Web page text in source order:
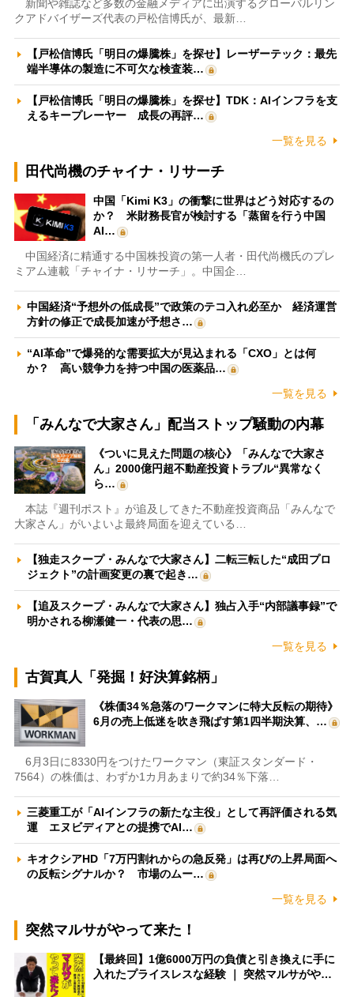
新聞や雑誌など多数の金融メディアに出演するグローバルリン
クアドバイザーズ代表の戸松信博氏が、最新…
【戸松信博氏「明日の爆騰株」を探せ】レーザーテック：最先
端半導体の製造に不可欠な検査装…
【戸松信博氏「明日の爆騰株」を探せ】TDK：AIインフラを支
えるキープレーヤー 成長の再評…
一覧を見る
田代尚機のチャイナ・リサーチ
中国「Kimi K3」の衝撃に世界はどう対応するの
か？ 米財務長官が検討する「蒸留を行う中国
AI…
中国経済に精通する中国株投資の第一人者・田代尚機氏のプレ
ミアム連載「チャイナ・リサーチ」。中国企…
中国経済“予想外の低成長”で政策のテコ入れ必至か 経済運営
方針の修正で成長加速が予想さ…
“AI革命”で爆発的な需要拡大が見込まれる「CXO」とは何
か？ 高い競争力を持つ中国の医薬品…
一覧を見る
「みんなで大家さん」配当ストップ騒動の内幕
《ついに見えた問題の核心》「みんなで大家さ
ん」2000億円超不動産投資トラブル“異常なく
ら…
本誌『週刊ポスト』が追及してきた不動産投資商品「みんなで
大家さん」がいよいよ最終局面を迎えている…
【独走スクープ・みんなで大家さん】二転三転した“成田プロ
ジェクト”の計画変更の裏で起き…
【追及スクープ・みんなで大家さん】独占入手“内部議事録”で
明かされる柳瀬健一・代表の思…
一覧を見る
古賀真人「発掘！好決算銘柄」
《株価34％急落のワークマンに特大反転の期待》
6月の売上低迷を吹き飛ばす第1四半期決算、…
6月3日に8330円をつけたワークマン（東証スタンダード・
7564）の株価は、わずか1カ月あまりで約34％下落…
三菱重工が「AIインフラの新たな主役」として再評価される気
運 エヌビディアとの提携でAI…
キオクシアHD「7万円割れからの急反発」は再びの上昇局面へ
の反転シグナルか？ 市場のムー…
一覧を見る
突然マルサがやって来た！
【最終回】1億6000万円の負債と引き換えに手に
入れたプライスレスな経験 ｜ 突然マルサがや…